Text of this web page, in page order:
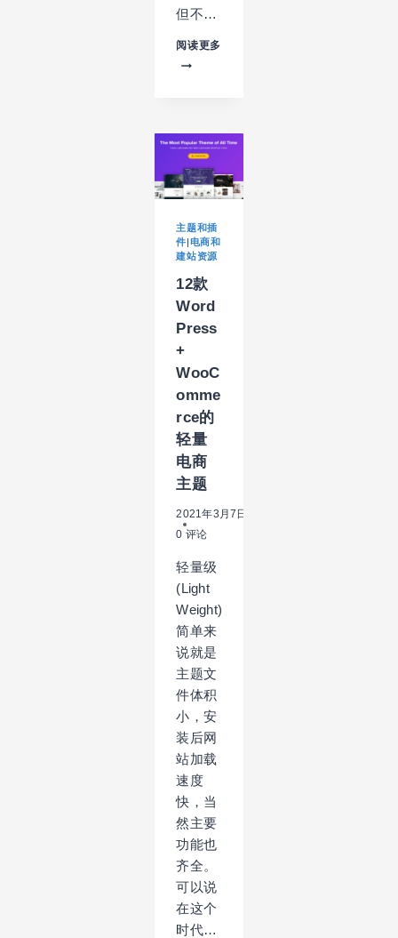
但不…
阅读更多
插
之
速
化
主题和插
件 电商和
建站资源
12款
Word
Press
+
WooC
omme
rce的
轻量
电商
主题
2021年3月7日
0 评论
轻量级
(Light
Weight)
简单来
说就是
主题文
件体积
小，安
装后网
站加载
速度
快，当
然主要
功能也
齐全。
可以说
在这个
时代…